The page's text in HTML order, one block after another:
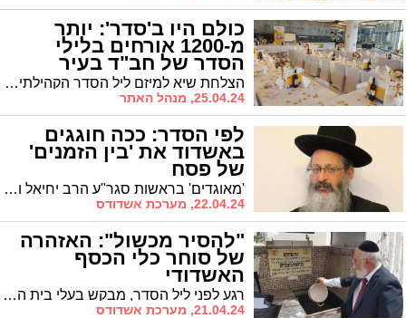
כולם היו ב'סדר': יותר
מ-1200 אורחים בלילי
הסדר של חב"ד בעיר
הצלחת שיא למיזם ליל הסדר הקהילתי שהתקיים בעשרה מוקדים ברחבי העיר • האורחים הסבו סביב שולחנות ערוכים ברוב פאר והדר, באווירה מרוממת, לצד תפילה ובקשה להשבת החטופים ולגאולה שלמה • הרב גודמן, שליח חב"ד לעיר: "מרגש לראות צעירים ומבוגרים, מכל שכבות האוכלוסייה, יושבים יחד כמו משפחה אחת גדולה וחוגגים סדר כהלכתו"
25.04.24, מנהל האתר
לפי הסדר: ככה חוגגים
באשדוד את 'בין הזמנים'
של פסח
'מאוגדים' בראשות סגר"ע הרב יחיאל וינגרטן יוצא לבין הזמנים יחד עם אגף החינוך החרדי בראשות הרב שמואל שוק וישיבת בני מרדכי בראשות הרב עזרא שור, ומציג את הקונספט שהפך מודל לחיקוי עבור ערים רבות
22.04.24, מערכת אשדודס
"להסיר מכשול": האזהרה
של סוחר כלי הכסף
האשדודי
רגע לפני ליל הסדר, מבקש בעלי בית העסק 'בית הכסף -יעקובוביץ' להתריע מפני מכשול שעלול להיווצר בקרב לקוחות שרכשו גביעי כסף בחנותו
21.04.24, מערכת אשדודס